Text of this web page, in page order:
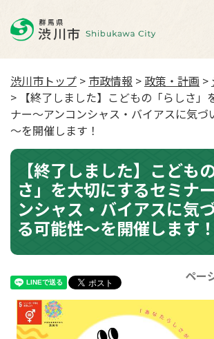
渋川市トップ > 市政情報 > 政策・計画 >
> 【終了しました】こどもの「らしさ」
ナー～アンコンシャス・バイアスに気づ
～を開催します！
【終了しました】こども
さ」を大切にするセミナ
ンシャス・バイアスに気
る可能性～を開催します！
ペー